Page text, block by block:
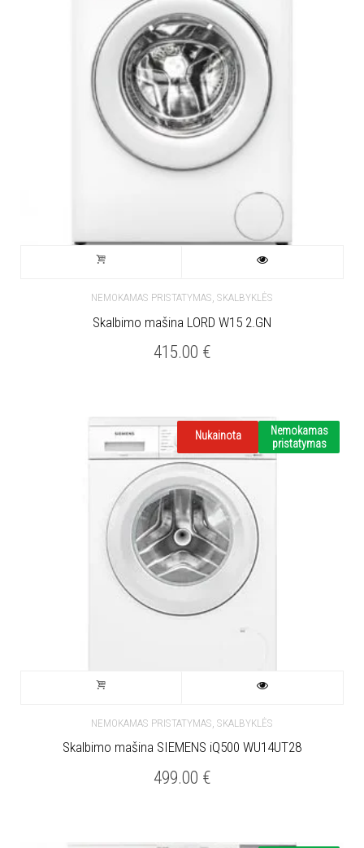
NEMOKAMAS PRISTATYMAS, SKALBYKLĖS
Skalbimo mašina LORD W15 2.GN
415.00 €
Nukainota
Nemokamas
pristatymas
Neturime
NEMOKAMAS PRISTATYMAS, SKALBYKLĖS
Skalbimo mašina SIEMENS iQ500 WU14UT28
499.00 €